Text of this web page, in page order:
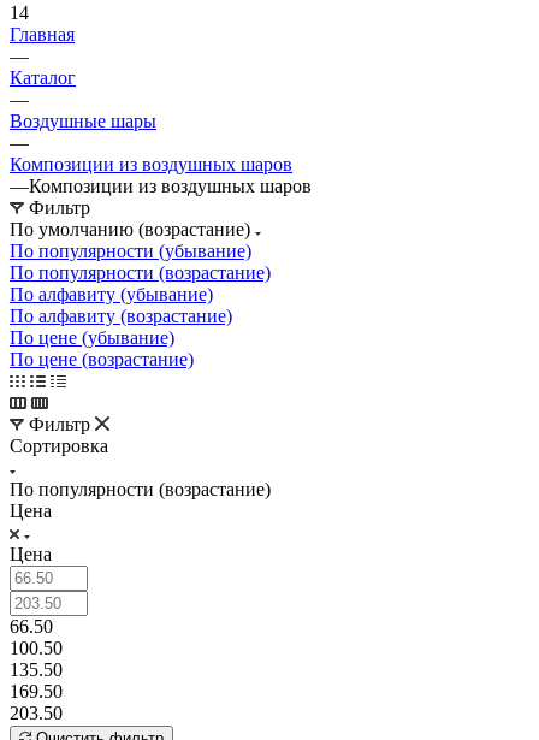
14
Главная
—
Каталог
—
Воздушные шары
—
Композиции из воздушных шаров
—Композиции из воздушных шаров
Фильтр
По умолчанию (возрастание)
По популярности (убывание)
По популярности (возрастание)
По алфавиту (убывание)
По алфавиту (возрастание)
По цене (убывание)
По цене (возрастание)
Фильтр
Сортировка
По популярности (возрастание)
Цена
Цена
66.50
100.50
135.50
169.50
203.50